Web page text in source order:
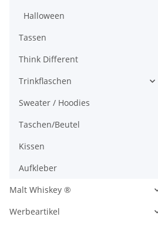
Halloween
Tassen
Think Different
Trinkflaschen
Sweater / Hoodies
Taschen/Beutel
Kissen
Aufkleber
Malt Whiskey ®
Werbeartikel